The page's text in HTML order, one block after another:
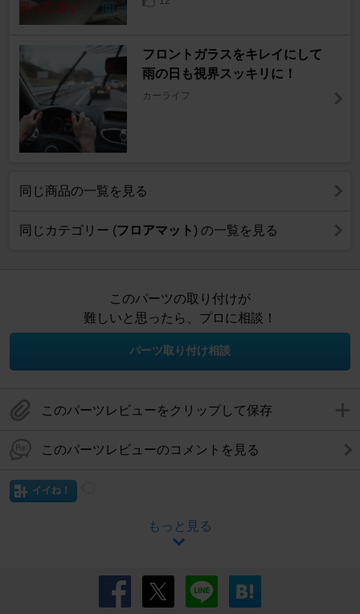
フロントガラスをキレイにして
雨の日も視界スッキリに！
カーライフ
同じ商品の一覧を見る
同じカテゴリー (フロアマット) の一覧を見る
このパーツの取り付けが
難しいと思ったら、プロに相談！
パーツ取り付け相談
このパーツレビューをクリップして保存
このパーツレビューのコメントを見る
イイね！
もっと見る